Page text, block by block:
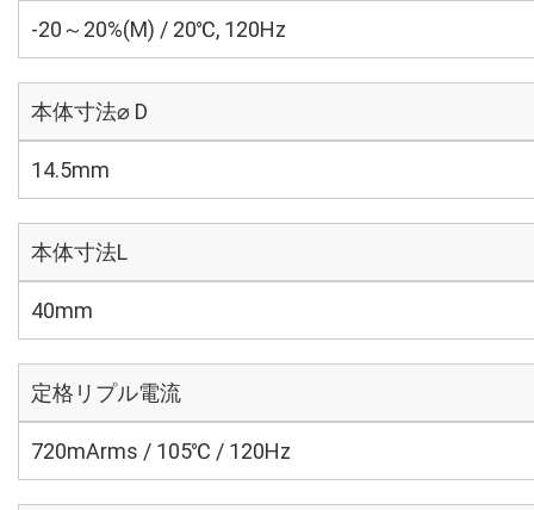
-20～20%(M) / 20℃, 120Hz
本体寸法⌀ D
14.5mm
本体寸法L
40mm
定格リプル電流
720mArms / 105℃ / 120Hz